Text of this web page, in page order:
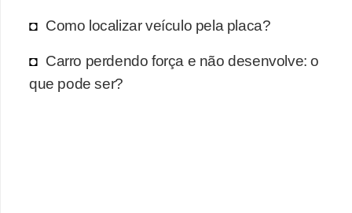
Como localizar veículo pela placa?
Carro perdendo força e não desenvolve: o
que pode ser?
i
c
i